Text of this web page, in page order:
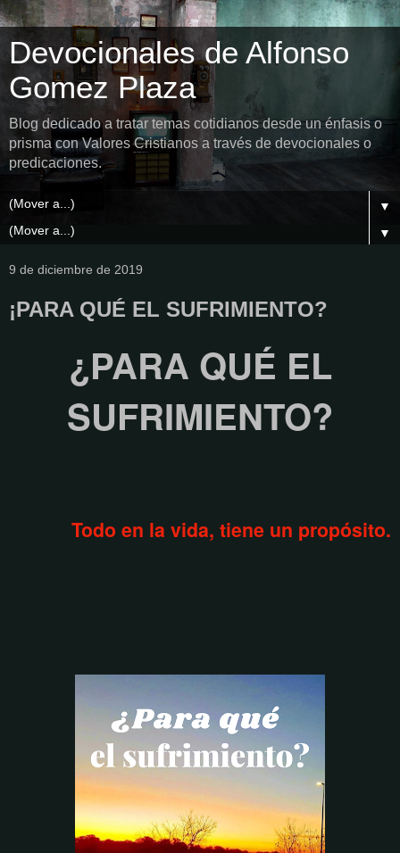
Devocionales de Alfonso
Gomez Plaza
Blog dedicado a tratar temas cotidianos desde un énfasis o
prisma con Valores Cristianos a través de devocionales o
predicaciones.
▼
▼
9 de diciembre de 2019
¡PARA QUÉ EL SUFRIMIENTO?
¿PARA QUÉ EL
SUFRIMIENTO?
Todo en la vida, tiene un propósito.